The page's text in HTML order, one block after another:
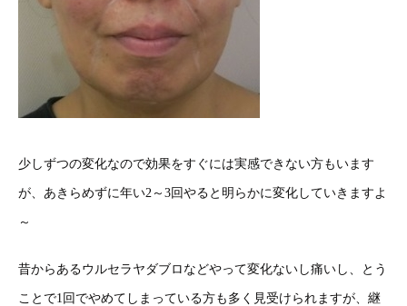
少しずつの変化なので効果をすぐには実感できない方もいます
が、あきらめずに年い2～3回やると明らかに変化していきますよ
～
昔からあるウルセラヤダブロなどやって変化ないし痛いし、とう
ことで1回でやめてしまっている方も多く見受けられますが、継